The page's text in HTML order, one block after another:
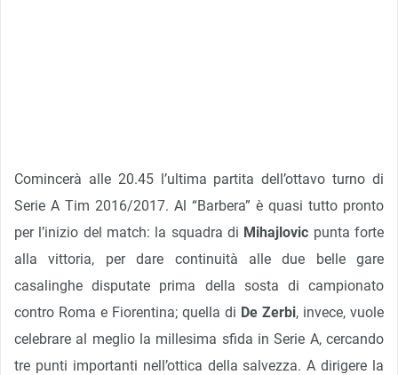
Comincerà alle 20.45 l’ultima partita dell’ottavo turno di
Serie A Tim 2016/2017. Al “Barbera” è quasi tutto pronto
per l’inizio del match: la squadra di Mihajlovic punta forte
alla vittoria, per dare continuità alle due belle gare
casalinghe disputate prima della sosta di campionato
contro Roma e Fiorentina; quella di De Zerbi, invece, vuole
celebrare al meglio la millesima sfida in Serie A, cercando
tre punti importanti nell’ottica della salvezza. A dirigere la